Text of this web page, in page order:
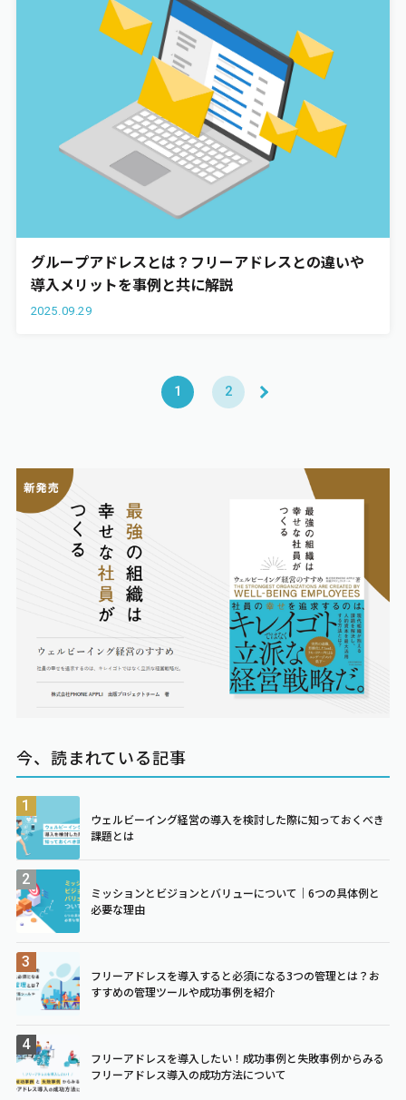
グループアドレスとは？フリーアドレスとの違いや
導入メリットを事例と共に解説
2025.09.29
1 2
今、読まれている記事
ウェルビーイング経営の導入を検討した際に知っておくべき
課題とは
ミッションとビジョンとバリューについて｜6つの具体例と
必要な理由
フリーアドレスを導入すると必須になる3つの管理とは？お
すすめの管理ツールや成功事例を紹介
フリーアドレスを導入したい！成功事例と失敗事例からみる
フリーアドレス導入の成功方法について